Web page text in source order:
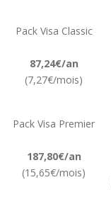
Pack Visa Classic
87,24€/an
(7,27€/mois)
Pack Visa Premier
187,80€/an
(15,65€/mois)